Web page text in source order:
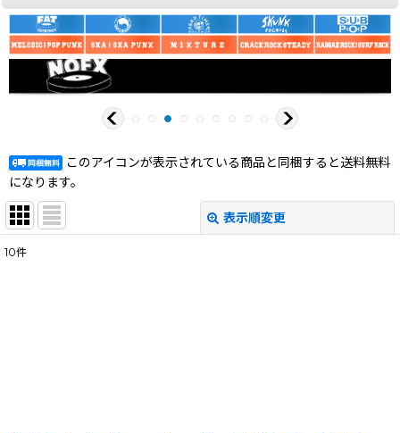
このアイコンが表示されている商品と同梱すると送料無料
になります。
表示順変更
10件